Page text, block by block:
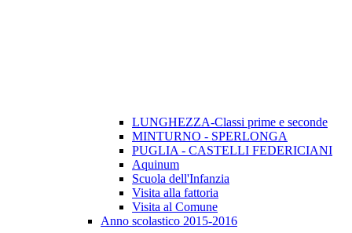
LUNGHEZZA-Classi prime e seconde
MINTURNO - SPERLONGA
PUGLIA - CASTELLI FEDERICIANI
Aquinum
Scuola dell'Infanzia
Visita alla fattoria
Visita al Comune
Anno scolastico 2015-2016